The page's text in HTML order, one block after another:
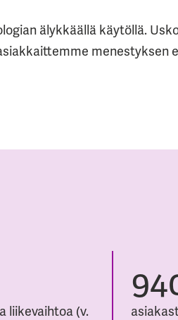
älykkäällä käytöllä.
menestyksen
liikevaihtoa (v.